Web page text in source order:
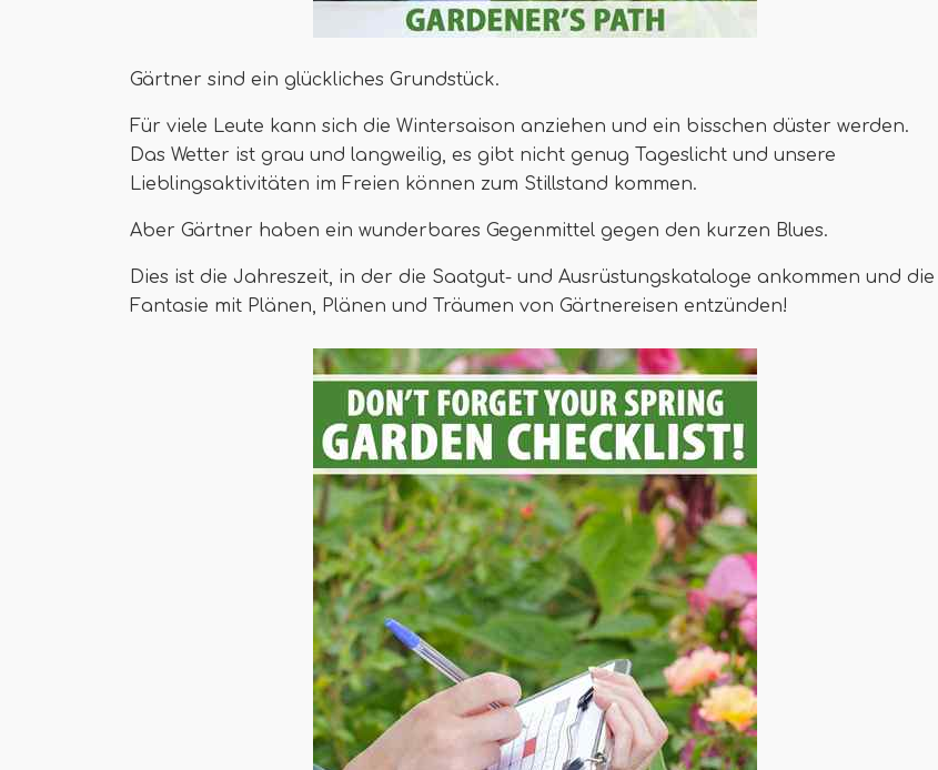
Gärtner sind ein glückliches Grundstück.
Für viele Leute kann sich die Wintersaison anziehen und ein bisschen düster werden.
Das Wetter ist grau und langweilig, es gibt nicht genug Tageslicht und unsere
Lieblingsaktivitäten im Freien können zum Stillstand kommen.
Aber Gärtner haben ein wunderbares Gegenmittel gegen den kurzen Blues.
Dies ist die Jahreszeit, in der die Saatgut- und Ausrüstungskataloge ankommen und die
Fantasie mit Plänen, Plänen und Träumen von Gärtnereisen entzünden!